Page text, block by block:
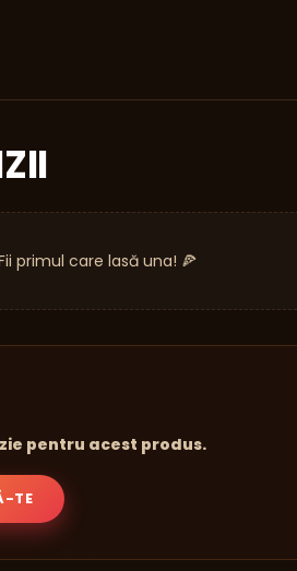
primul care lasă una! 🍕
pentru acest produs.
TE